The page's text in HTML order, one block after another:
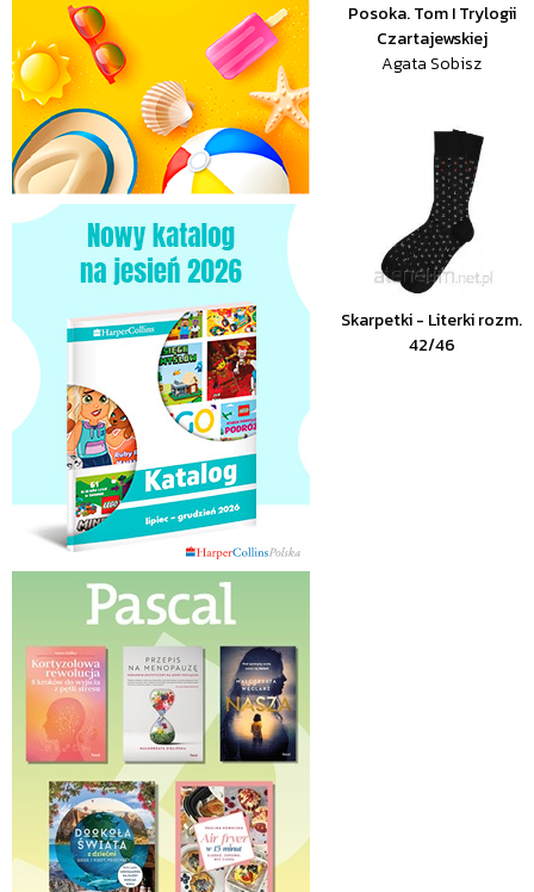
Posoka. Tom I Trylogii
Czartajewskiej
Agata Sobisz
Skarpetki - Literki rozm.
42/46